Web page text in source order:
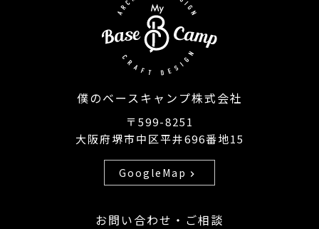
僕のベースキャンプ株式会社
〒599-8251
大阪府堺市中区平井696番地15
GoogleMap chevron_right
お問い合わせ・ご相談